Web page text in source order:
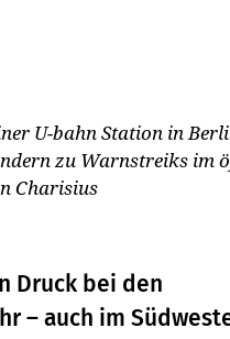
U-bahn Station in
zu Warnstreiks im
Charisius
Druck bei den
– auch im